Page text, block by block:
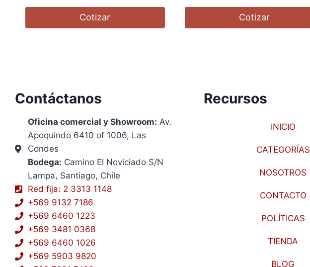
Cotizar Cotizar
Contáctanos
Oficina comercial y Showroom: Av.
Apoquindo 6410 of 1006, Las
Condes
Bodega: Camino El Noviciado S/N
Lampa, Santiago, Chile
Red fija: 2 3313 1148
+569 9132 7186
+569 6460 1223
+569 3481 0368
+569 6460 1026
+569 5903 9820
Recursos
INICIO
CATEGORÍAS
NOSOTROS
CONTACTO
POLÍTICAS
TIENDA
BLOG